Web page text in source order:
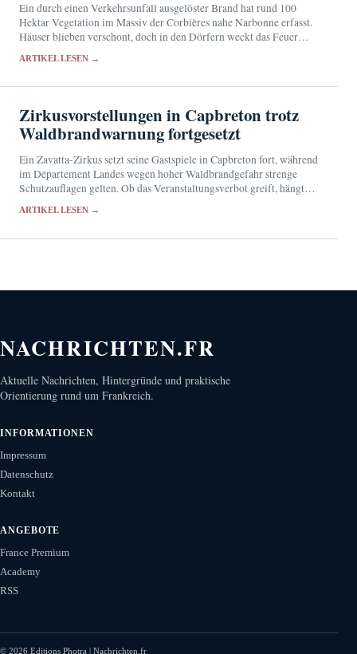
Ein durch einen Verkehrsunfall ausgelöster Brand hat rund 100
Hektar Vegetation im Massiv der Corbières nahe Narbonne erfasst.
Häuser blieben verschont, doch in den Dörfern weckt das Feuer
ARTIKEL LESEN →
Zirkusvorstellungen in Capbreton trotz
Waldbrandwarnung fortgesetzt
Ein Zavatta-Zirkus setzt seine Gastspiele in Capbreton fort, während
im Département Landes wegen hoher Waldbrandgefahr strenge
Schutzauflagen gelten. Ob das Veranstaltungsverbot greift, hängt
ARTIKEL LESEN →
NACHRICHTEN.FR
Aktuelle Nachrichten, Hintergründe und praktische
Orientierung rund um Frankreich.
INFORMATIONEN
Impressum
Datenschutz
Kontakt
ANGEBOTE
France Premium
Academy
RSS
© 2026 Editions Photra | Nachrichten.fr